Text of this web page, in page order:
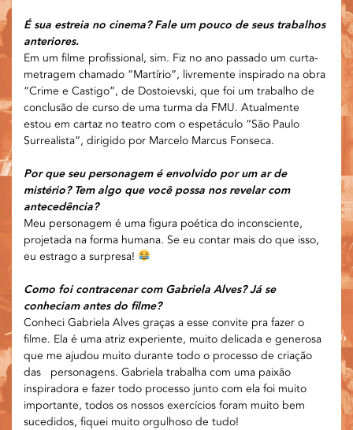
É sua estreia no cinema? Fale um pouco de seus trabalhos
anteriores.
Em um filme profissional, sim. Fiz no ano passado um curta-
metragem chamado “Martírio”, livremente inspirado na obra
“Crime e Castigo”, de Dostoievski, que foi um trabalho de
conclusão de curso de uma turma da FMU. Atualmente
estou em cartaz no teatro com o espetáculo “São Paulo
Surrealista”, dirigido por Marcelo Marcus Fonseca.
Por que seu personagem é envolvido por um ar de
mistério? Tem algo que você possa nos revelar com
antecedência?
Meu personagem é uma figura poética do inconsciente,
projetada na forma humana. Se eu contar mais do que isso,
eu estrago a surpresa!
Como foi contracenar com Gabriela Alves? Já se
conheciam antes do filme?
Conheci Gabriela Alves graças a esse convite pra fazer o
filme. Ela é uma atriz experiente, muito delicada e generosa
que me ajudou muito durante todo o processo de criação
das personagens. Gabriela trabalha com uma paixão
inspiradora e fazer todo processo junto com ela foi muito
importante, todos os nossos exercícios foram muito bem
sucedidos, fiquei muito orgulhoso de tudo!